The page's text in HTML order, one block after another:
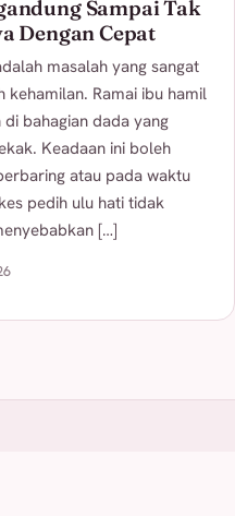
Sampai Tak
Dengan Cepat
masalah yang sangat
kehamilan. Ramai ibu hamil
bahagian dada yang
Keadaan ini boleh
atau pada waktu
pedih ulu hati tidak
[…]